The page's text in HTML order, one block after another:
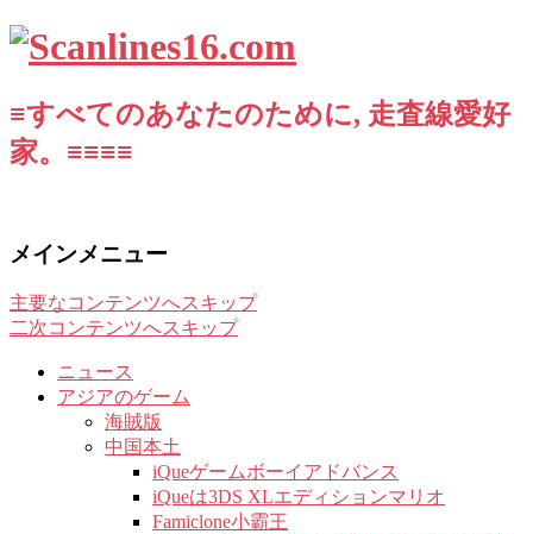
≡すべてのあなたのために, 走査線愛好
家。≡≡≡≡
メインメニュー
主要なコンテンツへスキップ
二次コンテンツへスキップ
ニュース
アジアのゲーム
海賊版
中国本土
iQueゲームボーイアドバンス
iQueは3DS XLエディションマリオ
Famiclone小霸王